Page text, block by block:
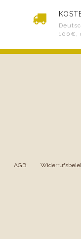
100€,
AGB